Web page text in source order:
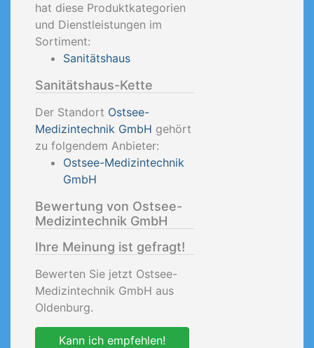
hat diese Produktkategorien
und Dienstleistungen im
Sortiment:
Sanitätshaus
Sanitätshaus-Kette
Der Standort Ostsee-
Medizintechnik GmbH gehört
zu folgendem Anbieter:
Ostsee-Medizintechnik
GmbH
Bewertung von Ostsee-
Medizintechnik GmbH
Ihre Meinung ist gefragt!
Bewerten Sie jetzt Ostsee-
Medizintechnik GmbH aus
Oldenburg.
Kann ich empfehlen!